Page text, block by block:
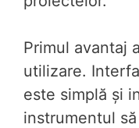
Primul avantaj
utilizare.
este simplă și
instrumentul